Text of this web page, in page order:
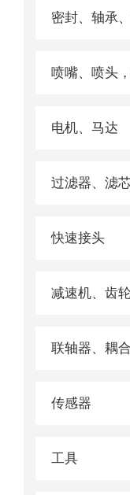
密封、轴承
喷嘴、喷头
电机、马达
过滤器、滤
快速接头
减速机、齿
联轴器、耦
传感器
工具